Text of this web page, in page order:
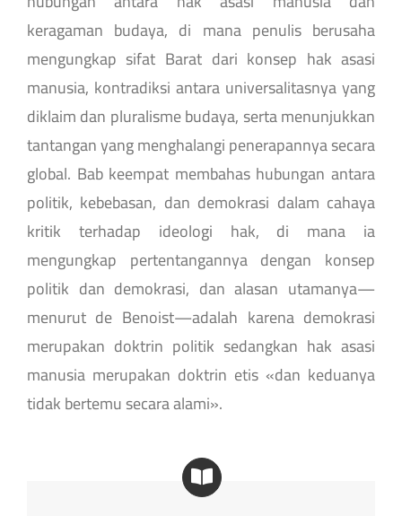
keragaman budaya, di mana penulis berusaha
mengungkap sifat Barat dari konsep hak asasi
manusia, kontradiksi antara universalitasnya yang
diklaim dan pluralisme budaya, serta menunjukkan
tantangan yang menghalangi penerapannya secara
global. Bab keempat membahas hubungan antara
politik, kebebasan, dan demokrasi dalam cahaya
kritik terhadap ideologi hak, di mana ia
mengungkap pertentangannya dengan konsep
politik dan demokrasi, dan alasan utamanya—
menurut de Benoist—adalah karena demokrasi
merupakan doktrin politik sedangkan hak asasi
manusia merupakan doktrin etis «dan keduanya
tidak bertemu secara alami».